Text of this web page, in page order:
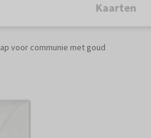
Kaarten
voor communie met goud